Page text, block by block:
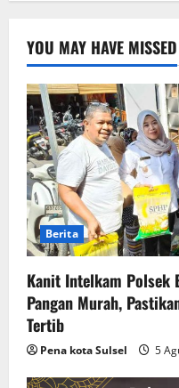
YOU MAY HAVE MISSED
Berita
Kanit Intelkam Polsek
Pangan Murah,
Tertib
Pena kota Sulsel 5